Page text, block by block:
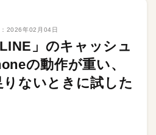
2026年02月04日
」のキャッシュ
の動作が重い、
ないときに試した